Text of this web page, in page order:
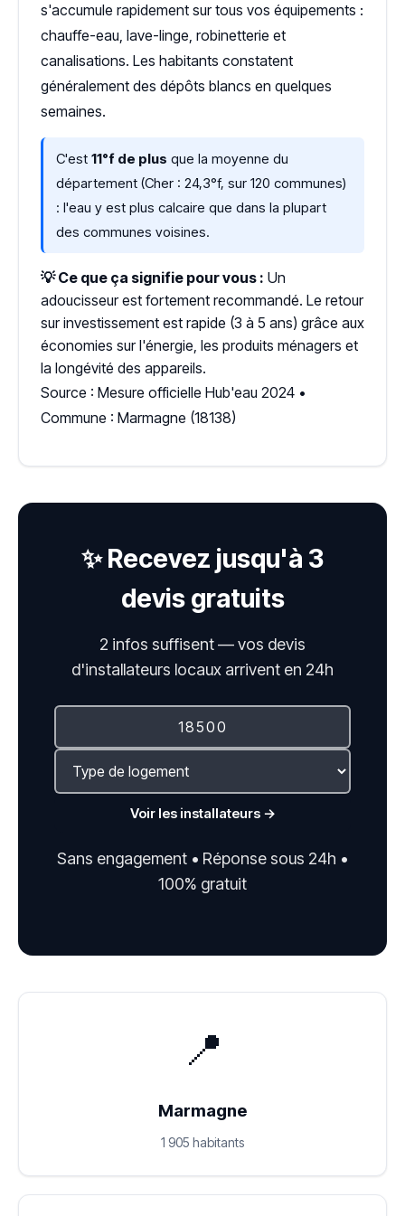
s'accumule rapidement sur tous vos équipements :
chauffe-eau, lave-linge, robinetterie et
canalisations. Les habitants constatent
généralement des dépôts blancs en quelques
semaines.
C'est 11°f de plus que la moyenne du
département (Cher : 24,3°f, sur 120 communes)
: l'eau y est plus calcaire que dans la plupart
des communes voisines.
💡 Ce que ça signifie pour vous : Un
adoucisseur est fortement recommandé. Le retour
sur investissement est rapide (3 à 5 ans) grâce aux
économies sur l'énergie, les produits ménagers et
la longévité des appareils.
Source : Mesure officielle Hub'eau 2024 •
Commune : Marmagne (18138)
✨ Recevez jusqu'à 3
devis gratuits
2 infos suffisent — vos devis
d'installateurs locaux arrivent en 24h
Voir les installateurs →
Sans engagement • Réponse sous 24h •
100% gratuit
📍
Marmagne
1 905 habitants